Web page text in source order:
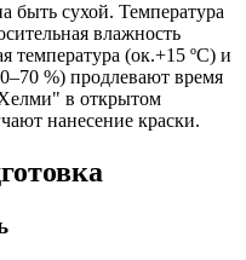
быть сухой. Температура
влажность
температура (ок.+15 ºС) и
%) продлевают время
в открытом
нанесение краски.